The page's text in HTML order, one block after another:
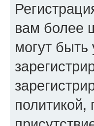
вам более
могут